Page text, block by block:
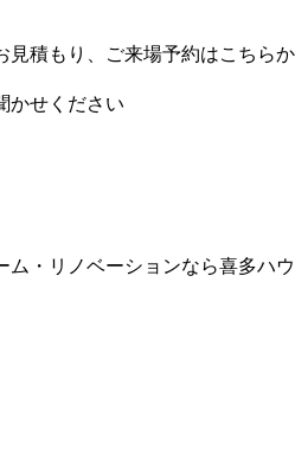
見積もり、ご来場予約はこちらか
かせください
ム・リノベーションなら喜多ハウ